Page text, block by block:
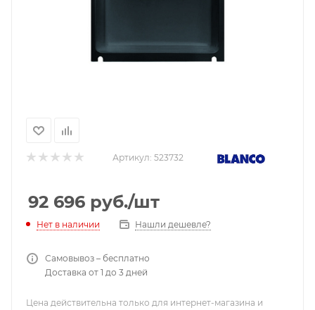
Артикул: 523732
92 696 руб./шт
Нет в наличии Нашли дешевле?
Самовывоз – бесплатно
Доставка от 1 до 3 дней
Цена действительна только для интернет-магазина и